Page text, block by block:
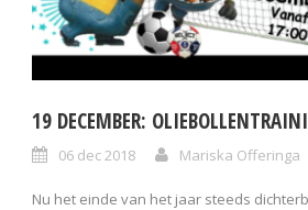
19 DECEMBER:
06 dec 2018 Mariska Offeringa
Nu het einde van het jaar steeds